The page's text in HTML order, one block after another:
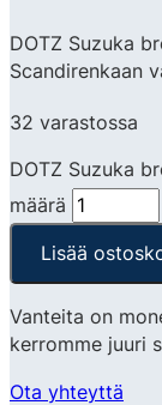
DOTZ Suzuka
Scandirenkaan
32 varastossa
DOTZ Suzuka
määrä
Lisää
Vanteita on
kerromme juuri
Ota yhteyttä